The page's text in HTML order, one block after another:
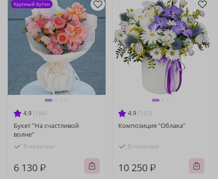
4.9 (184)
Букет "На счастливой
волне"
В наличии
6 130 ₽
Крупный бутон
4.9 (147)
Композиция "Облака"
В наличии
10 250 ₽